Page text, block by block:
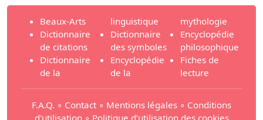
Beaux-Arts
Dictionnaire
de citations
Dictionnaire
de la
linguistique
Dictionnaire
des symboles
Encyclopédie
de la
mythologie
Encyclopédie
philosophique
Fiches de
lecture
F.A.Q. ∘ Contact ∘ Mentions légales ∘ Conditions